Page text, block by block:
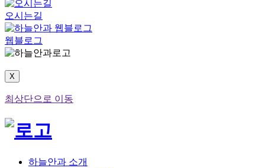
오시는길
웹블로그
X
최상단으로 이동
하늘안과 소개